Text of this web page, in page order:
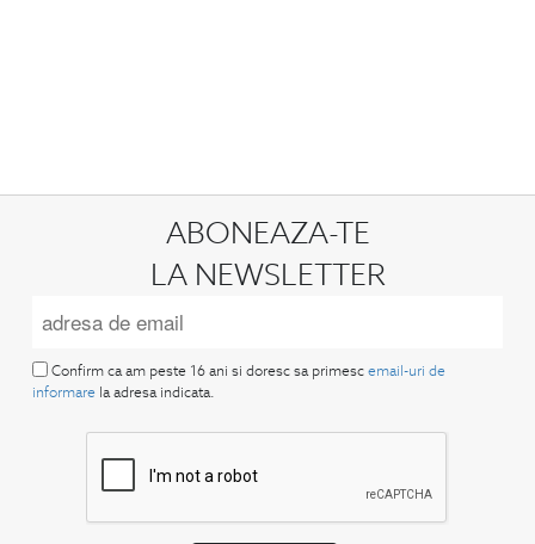
ABONEAZA-TE
LA NEWSLETTER
Confirm ca am peste 16 ani si doresc sa primesc email-uri de
informare la adresa indicata.